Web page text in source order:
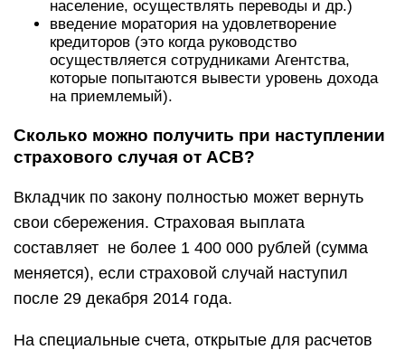
население, осуществлять переводы и др.)
введение моратория на удовлетворение
кредиторов (это когда руководство
осуществляется сотрудниками Агентства,
которые попытаются вывести уровень дохода
на приемлемый).
Сколько можно получить при наступлении
страхового случая от АСВ?
Вкладчик по закону полностью может вернуть
свои сбережения. Страховая выплата
составляет не более 1 400 000 рублей (сумма
меняется), если страховой случай наступил
после 29 декабря 2014 года.
На специальные счета, открытые для расчетов